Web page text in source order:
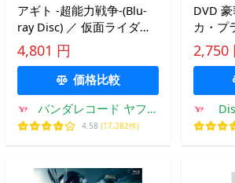
アギト -超能力戦争-(Blu-
ray Disc) ／ 仮面ライダー
(Blu-ray) (予約)
4,801 円
価格比較
バンダレコード ヤフー
店
4.58 (17,282件)
DVD
カ・プ
2,750